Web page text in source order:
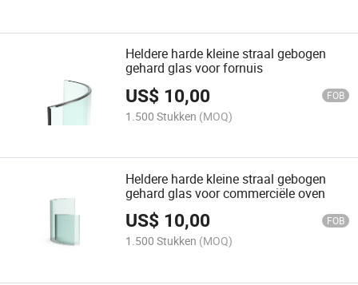
Heldere harde kleine straal gebogen
gehard glas voor fornuis
US$ 10,00 FOB
1.500 Stukken (MOQ)
Heldere harde kleine straal gebogen
gehard glas voor commerciële oven
US$ 10,00 FOB
1.500 Stukken (MOQ)